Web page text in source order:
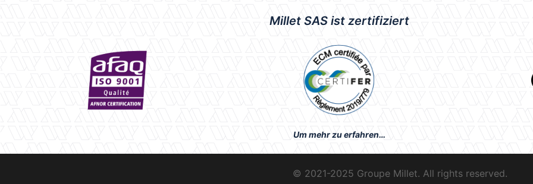
Millet SAS ist zertifiziert
Um mehr zu erfahren…
© 2021-2025 Groupe Millet. All rights reserved.